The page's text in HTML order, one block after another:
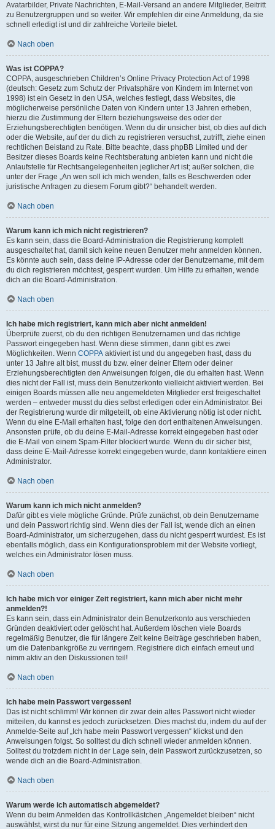
Avatarbilder, Private Nachrichten, E-Mail-Versand an andere Mitglieder, Beitritt
zu Benutzergruppen und so weiter. Wir empfehlen dir eine Anmeldung, da sie
schnell erledigt ist und dir zahlreiche Vorteile bietet.
Nach oben
Was ist COPPA?
COPPA, ausgeschrieben Children’s Online Privacy Protection Act of 1998
(deutsch: Gesetz zum Schutz der Privatsphäre von Kindern im Internet von
1998) ist ein Gesetz in den USA, welches festlegt, dass Websites, die
möglicherweise persönliche Daten von Kindern unter 13 Jahren erheben,
hierzu die Zustimmung der Eltern beziehungsweise des oder der
Erziehungsberechtigten benötigen. Wenn du dir unsicher bist, ob dies auf dich
oder die Website, auf der du dich zu registrieren versuchst, zutrifft, ziehe einen
rechtlichen Beistand zu Rate. Bitte beachte, dass phpBB Limited und der
Besitzer dieses Boards keine Rechtsberatung anbieten kann und nicht die
Anlaufstelle für Rechtsangelegenheiten jeglicher Art ist; außer solchen, die
unter der Frage „An wen soll ich mich wenden, falls es Beschwerden oder
juristische Anfragen zu diesem Forum gibt?“ behandelt werden.
Nach oben
Warum kann ich mich nicht registrieren?
Es kann sein, dass die Board-Administration die Registrierung komplett
ausgeschaltet hat, damit sich keine neuen Benutzer mehr anmelden können.
Es könnte auch sein, dass deine IP-Adresse oder der Benutzername, mit dem
du dich registrieren möchtest, gesperrt wurden. Um Hilfe zu erhalten, wende
dich an die Board-Administration.
Nach oben
Ich habe mich registriert, kann mich aber nicht anmelden!
Überprüfe zuerst, ob du den richtigen Benutzernamen und das richtige
Passwort eingegeben hast. Wenn diese stimmen, dann gibt es zwei
Möglichkeiten. Wenn COPPA aktiviert ist und du angegeben hast, dass du
unter 13 Jahre alt bist, musst du bzw. einer deiner Eltern oder deiner
Erziehungsberechtigten den Anweisungen folgen, die du erhalten hast. Wenn
dies nicht der Fall ist, muss dein Benutzerkonto vielleicht aktiviert werden. Bei
einigen Boards müssen alle neu angemeldeten Mitglieder erst freigeschaltet
werden – entweder musst du dies selbst erledigen oder ein Administrator. Bei
der Registrierung wurde dir mitgeteilt, ob eine Aktivierung nötig ist oder nicht.
Wenn du eine E-Mail erhalten hast, folge den dort enthaltenen Anweisungen.
Ansonsten prüfe, ob du deine E-Mail-Adresse korrekt eingegeben hast oder
die E-Mail von einem Spam-Filter blockiert wurde. Wenn du dir sicher bist,
dass deine E-Mail-Adresse korrekt eingegeben wurde, dann kontaktiere einen
Administrator.
Nach oben
Warum kann ich mich nicht anmelden?
Dafür gibt es viele mögliche Gründe. Prüfe zunächst, ob dein Benutzername
und dein Passwort richtig sind. Wenn dies der Fall ist, wende dich an einen
Board-Administrator, um sicherzugehen, dass du nicht gesperrt wurdest. Es ist
ebenfalls möglich, dass ein Konfigurationsproblem mit der Website vorliegt,
welches ein Administrator lösen muss.
Nach oben
Ich habe mich vor einiger Zeit registriert, kann mich aber nicht mehr
anmelden?!
Es kann sein, dass ein Administrator dein Benutzerkonto aus verschieden
Gründen deaktiviert oder gelöscht hat. Außerdem löschen viele Boards
regelmäßig Benutzer, die für längere Zeit keine Beiträge geschrieben haben,
um die Datenbankgröße zu verringern. Registriere dich einfach erneut und
nimm aktiv an den Diskussionen teil!
Nach oben
Ich habe mein Passwort vergessen!
Das ist nicht schlimm! Wir können dir zwar dein altes Passwort nicht wieder
mitteilen, du kannst es jedoch zurücksetzen. Dies machst du, indem du auf der
Anmelde-Seite auf „Ich habe mein Passwort vergessen“ klickst und den
Anweisungen folgst. So solltest du dich schnell wieder anmelden können.
Solltest du trotzdem nicht in der Lage sein, dein Passwort zurückzusetzen, so
wende dich an die Board-Administration.
Nach oben
Warum werde ich automatisch abgemeldet?
Wenn du beim Anmelden das Kontrollkästchen „Angemeldet bleiben“ nicht
auswählst, wirst du nur für eine Sitzung angemeldet. Dies verhindert den